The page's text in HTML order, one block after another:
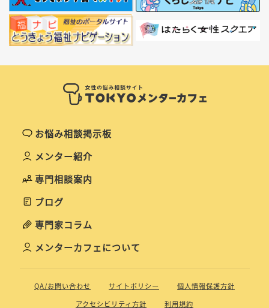
お悩み相談掲示板
メンター紹介
専門相談案内
ブログ
専門家コラム
メンターカフェについて
QA/お問い合わせ サイトポリシー
個人情報保護方針
アクセシビリティ方針
利用規約